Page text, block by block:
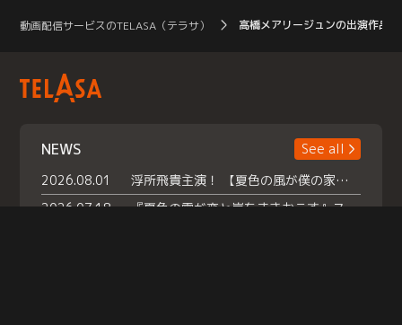
動画配信サービスのTELASA（テラサ） 高橋メアリージュンの出演作品
NEWS
See all
2026.08.01
浮所飛貴主演！ 【夏色の風が僕の家にやってきた】 本日よりテラサで独占配信スタート！
2026.07.18
『夏色の雲が恋と嵐をまきおこす』スペシャルメイキング 【Part1】2026年７月18日（土）23時30分～配信スタート！話題のシーンの裏側を大公開！豪華キャスト大集合！ 『武宮家 真夏の家族会議』開催！